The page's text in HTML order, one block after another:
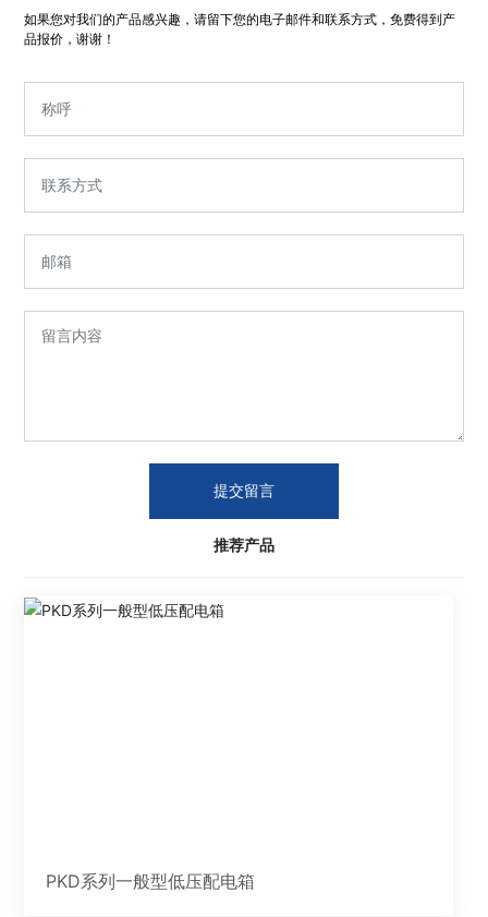
如果您对我们的产品感兴趣，请留下您的电子邮件和联系方式，免费得到产
品报价，谢谢！
提交留言
推荐产品
PKD系列一般型低压配电箱